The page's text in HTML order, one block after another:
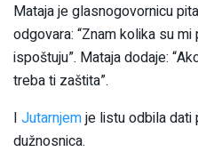
Mataja je glasnogovornicu
odgovara: “Znam kolika su
ispoštuju”. Mataja dodaje:
treba ti zaštita”.
I Jutarnjemje listu odbila dati
dužnosnica.